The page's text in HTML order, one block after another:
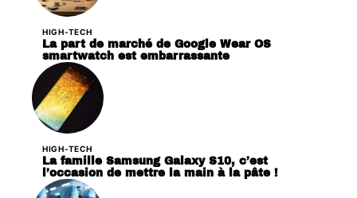
HIGH-TECH
La part de marché de Google Wear OS
smartwatch est embarrassante
HIGH-TECH
La famille Samsung Galaxy S10, c’est
l’occasion de mettre la main à la pâte !